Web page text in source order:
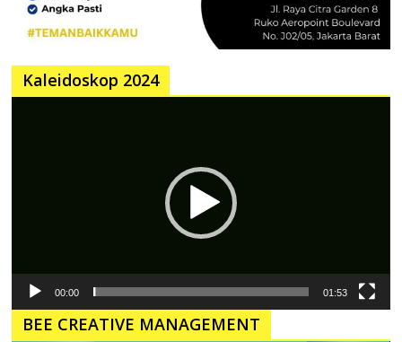
Kaleidoskop 2024
00:00 01:53
BEE CREATIVE MANAGEMENT